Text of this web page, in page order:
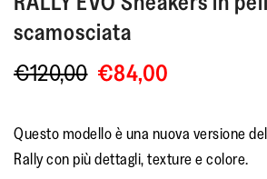
scamosciata
€120,00 €84,00
Questo modello è una nuova versione
Rally con più dettagli, texture e colore.